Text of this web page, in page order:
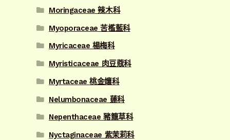
Moringaceae 辣木科
Myoporaceae 苦檻藍科
Myricaceae 楊梅科
Myristicaceae 肉豆蔻科
Myrtaceae 桃金孃科
Nelumbonaceae 蓮科
Nepenthaceae 豬籠草科
Nyctaginaceae 紫茉莉科